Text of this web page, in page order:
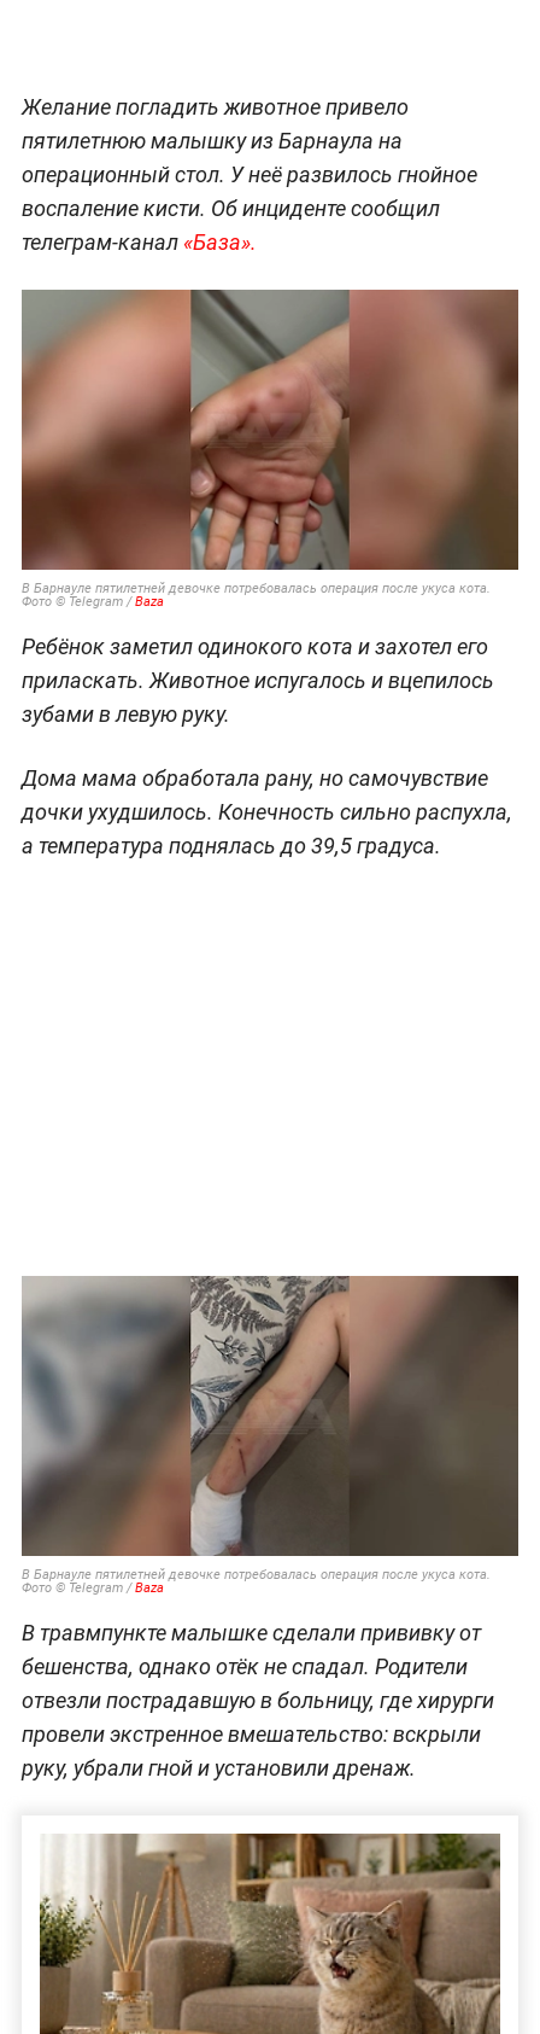
Желание погладить животное привело
пятилетнюю малышку из Барнаула на
операционный стол. У неё развилось гнойное
воспаление кисти. Об инциденте сообщил
телеграм-канал«База».
В Барнауле пятилетней девочке потребовалась операция после укуса кота.
Фото © Telegram /Baza
Ребёнок заметил одинокого кота и захотел его
приласкать. Животное испугалось и вцепилось
зубами в левую руку.
Дома мама обработала рану, но самочувствие
дочки ухудшилось. Конечность сильно распухла,
а температура поднялась до 39,5 градуса.
В Барнауле пятилетней девочке потребовалась операция после укуса кота.
Фото © Telegram /Baza
В травмпункте малышке сделали прививку от
бешенства, однако отёк не спадал. Родители
отвезли пострадавшую в больницу, где хирурги
провели экстренное вмешательство: вскрыли
руку, убрали гной и установили дренаж.